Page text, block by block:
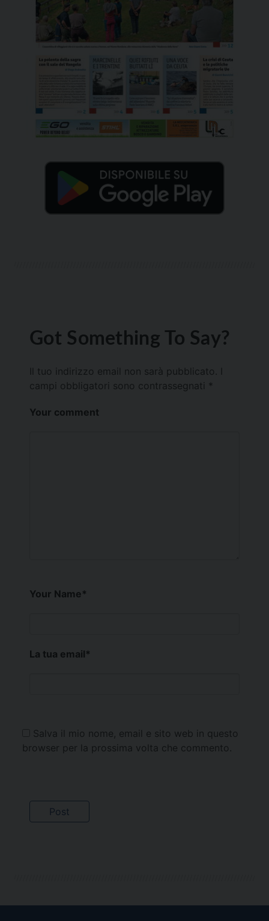
Got Something To Say?
Il tuo indirizzo email non sarà pubblicato.
campi obbligatori sono contrassegnati *
Your comment
Your Name*
La tua email*
Salva il mio nome, email e sito web in questo
browser per la prossima volta che commento.